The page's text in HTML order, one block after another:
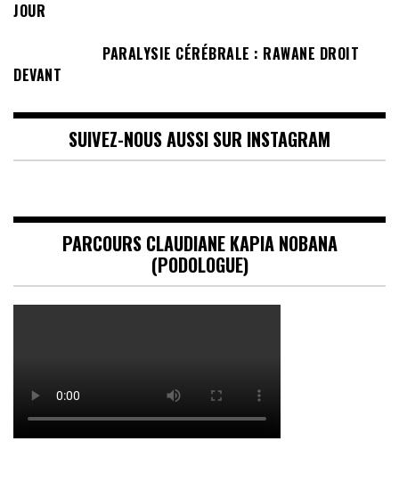
JOUR
PARALYSIE CÉRÉBRALE : RAWANE DROIT
DEVANT
SUIVEZ-NOUS AUSSI SUR INSTAGRAM
PARCOURS CLAUDIANE KAPIA NOBANA
(PODOLOGUE)